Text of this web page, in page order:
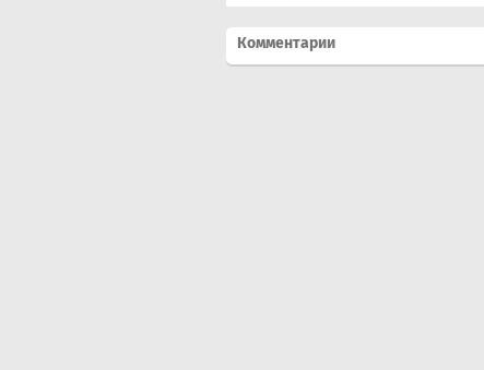
Комментарии